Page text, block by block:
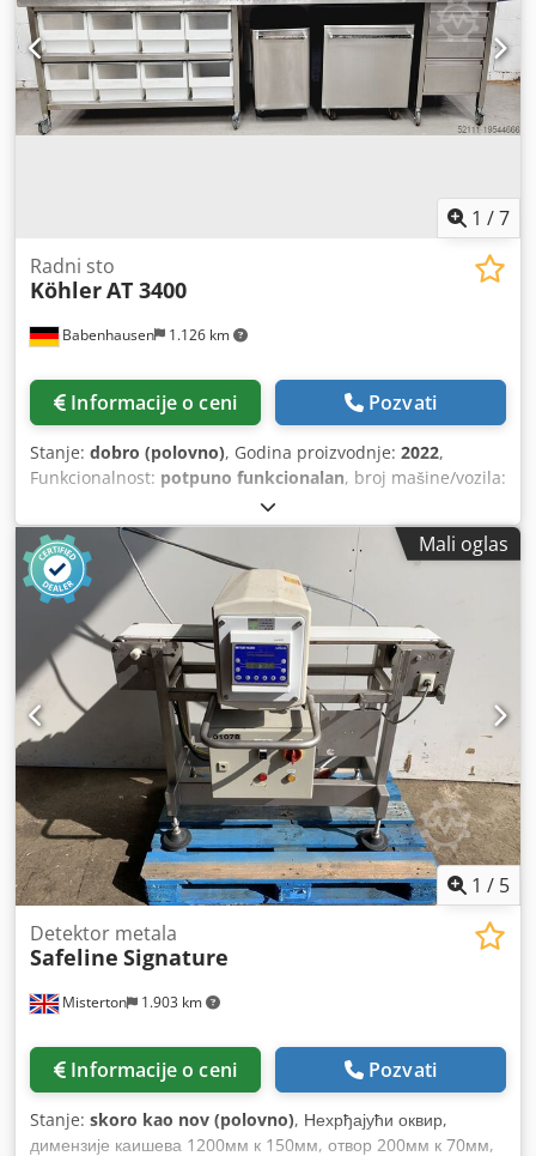
1 /7
Babenhausen 1.126 km
Radni sto
KöhlerAT 3400
Informacije o ceni Pozvati
Stanje: dobro (polovno), Godina proizvodnje: 2022,
Funkcionalnost: potpuno funkcionalan, broj mašine/vozila:
970 mm, ukupna širina:
Pokretni radni stolovi AT 3400 Radna ploča od nerđajućeg
čelika sa zadnjom galerijom Blok fioka sa desne strane 2
kolica za brašno od nerđajućeg čelika 8 posuda za sastojke
sa leve strane Dcedpfx Ahowyrw Isgsk sa poklopcem od
nerđajućeg čelika Polovna oprema, očišćeno Dimenzije:
3400 x 800 x 970 mm (ŠxDxV) Opcija: Dostava Na lageru
imamo još mnogo stolova / radnih stolova!
Mali oglas
1 / 5
Misterton 1.903 km
Detektor metala
Safeline Signature
Informacije o ceni Pozvati
Stanje: skoro kao nov (polovno), Нехрђајући оквир,
димензије каишева 1200мм к 150мм, отвор 200мм к 70мм,